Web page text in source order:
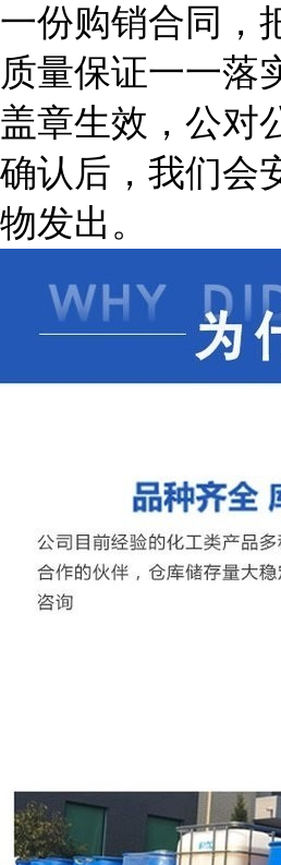
一份购销合同，
质量保证一一落
盖章生效，公对
确认后，我们会
物发出。